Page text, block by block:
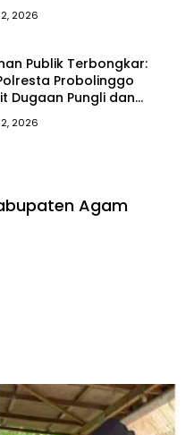
2026
Publik Terbongkar:
Probolinggo
Dugaan Pungli dan
2026
Agam